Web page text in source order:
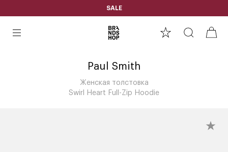
SALE
Paul Smith
Женская толстовка
Swirl Heart Full-Zip Hoodie